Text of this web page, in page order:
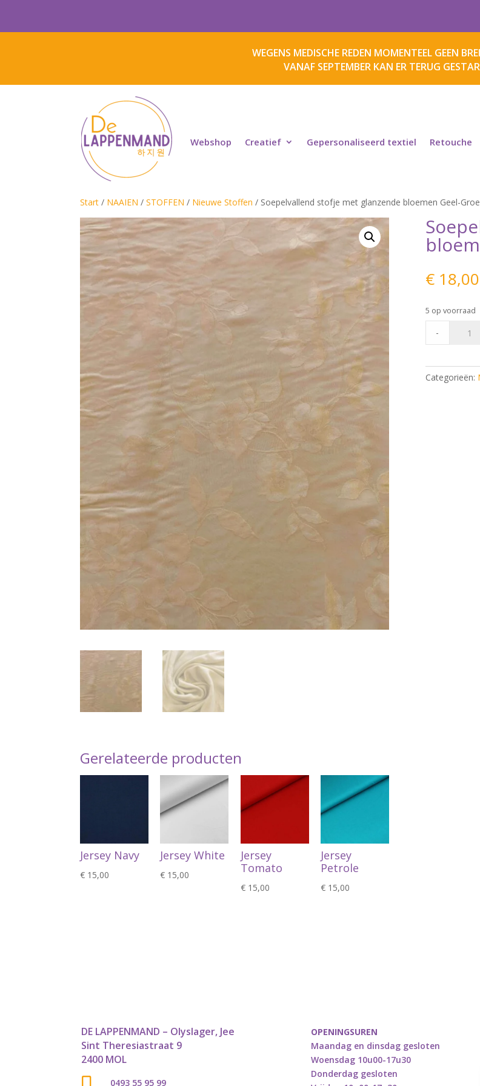
WEGENS MEDISCHE REDEN MOMENTEEL GEEN
VANAF SEPTEMBER KAN ER TERUG
Webshop Creatief Gepersonaliseerd textiel Retouche
Start / NAAIEN / STOFFEN / Nieuwe Stoffen / Soepelvallend stofje met glanzende bloemen Geel-
Gerelateerde producten
Jersey Navy
€ 15,00
Jersey White
€ 15,00
Jersey
Tomato
€15,00
Jersey
Petrole
€ 15,00
€18,00
5 op voorraad
glanzende
bloemen
-
Categorieën:
DE LAPPENMAND – Olyslager, Jee
Sint Theresiastraat 9
2400 MOL
0493 55 95 99
OPENINGSUREN
Maandag en dinsdag gesloten
Woensdag 10u00-17u30
Donderdag gesloten